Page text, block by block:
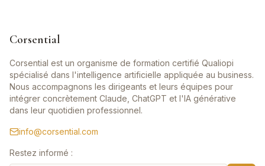
Corsential
Corsential est un organisme de formation certifié Qualiopi
spécialisé dans l'intelligence artificielle appliquée au business.
Nous accompagnons les dirigeants et leurs équipes pour
intégrer concrètement Claude, ChatGPT et l'IA générative
dans leur quotidien professionnel.
info@corsential.com
Restez informé :